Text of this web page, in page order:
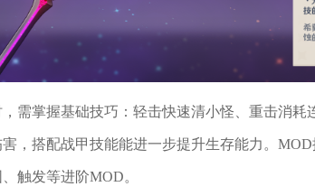
需掌握基础技巧：轻击快速清小怪、重击消耗
，搭配战甲技能能进一步提升生存能力。
触发等进阶MOD。